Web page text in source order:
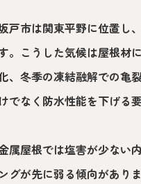
戸市は関東平野に位置し
。こうした気候は屋根材
、冬季の凍結融解での亀
けでなく防水性能を下げる
属屋根では塩害が少ない
ングが先に弱る傾向があり